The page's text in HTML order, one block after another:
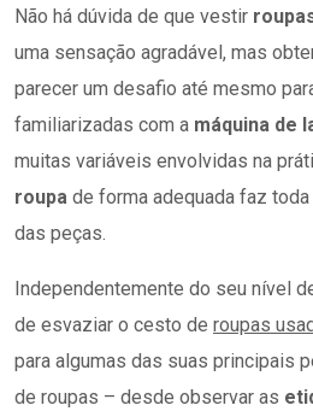
Não há dúvida de que vestir
uma sensação agradável, mas
parecer um desafio até mesmo
familiarizadas com a máquina de
muitas variáveis envolvidas na
roupa de forma adequada faz
das peças.
Independentemente do seu nível
de esvaziar o cesto de roupas
para algumas das suas principais
de roupas – desde observar as